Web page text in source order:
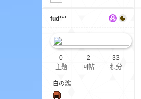
fud***
0
主题
2
回帖
33
积分
白の酱